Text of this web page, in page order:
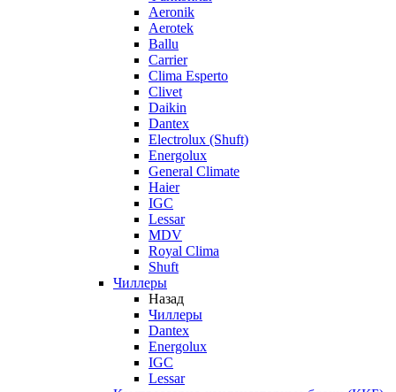
Aeronik
Aerotek
Ballu
Carrier
Clima Esperto
Clivet
Daikin
Dantex
Electrolux (Shuft)
Energolux
General Climate
Haier
IGC
Lessar
MDV
Royal Clima
Shuft
Чиллеры
Назад
Чиллеры
Dantex
Energolux
IGC
Lessar